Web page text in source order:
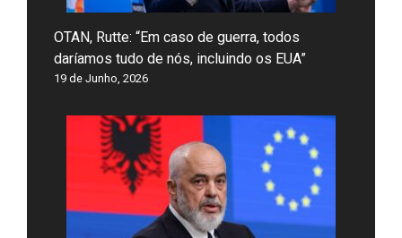
OTAN, Rutte: “Em caso de guerra, todos
daríamos tudo de nós, incluindo os EUA”
19 de Junho, 2026